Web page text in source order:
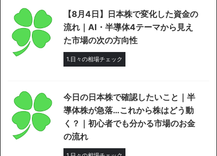
【8月4日】日本株で変化した資金の
流れ｜AI・半導体4テーマから見え
た市場の次の方向性
1.日々の相場チェック
今日の日本株で確認したいこと｜半
導体株が急落…これから株はどう動
く？｜初心者でも分かる市場のお金
の流れ